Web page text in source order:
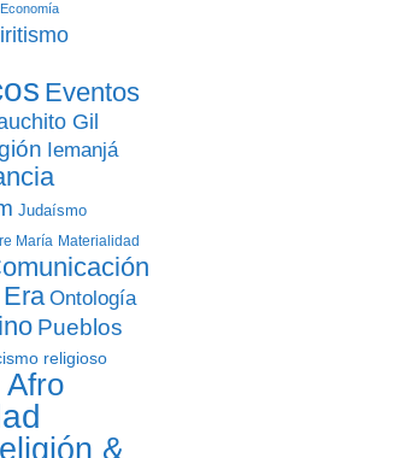
Economía
Eventos
Gil
Iemanjá
Judaísmo
María Materialidad
Ontología
Pueblos
religioso
Afro
&